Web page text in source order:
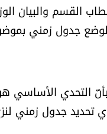
القسم والبيان
جدول زمني
التحدي الأساسي
تحديد جدول زمني